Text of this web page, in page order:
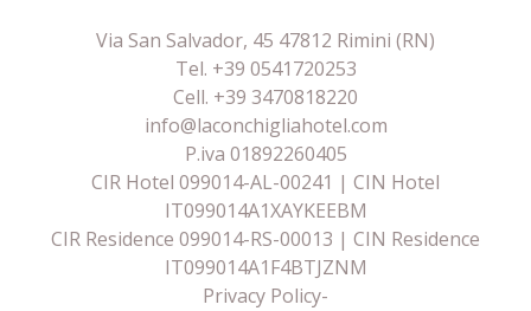
Via San Salvador, 45 47812 Rimini (RN)
Tel. +39 0541720253
Cell. +39 3470818220
info@laconchigliahotel.com
P.iva 01892260405
CIR Hotel 099014-AL-00241 | CIN Hotel
IT099014A1XAYKEEBM
CIR Residence 099014-RS-00013 | CIN Residence
IT099014A1F4BTJZNM
Privacy Policy-